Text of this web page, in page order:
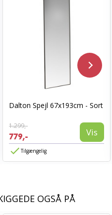
Dalton Spejl 67x193cm - Sort
1.299,-
779,- Vis
Tilgængelig
OGSÅ PÅ